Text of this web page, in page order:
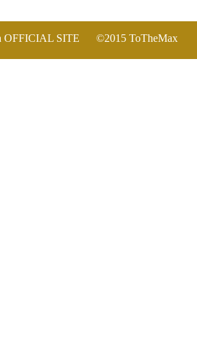
©2015 ToTheMax
OFFICIAL SITE